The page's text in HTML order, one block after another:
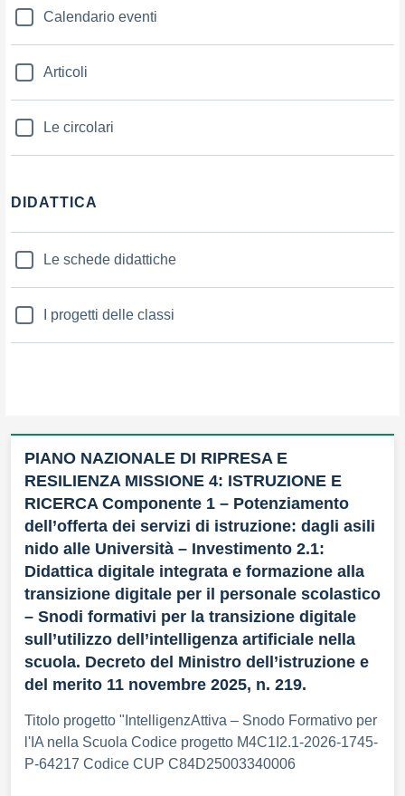
Calendario eventi
Articoli
Le circolari
DIDATTICA
Le schede didattiche
I progetti delle classi
PIANO NAZIONALE DI RIPRESA E
RESILIENZA MISSIONE 4: ISTRUZIONE E
RICERCA Componente 1 – Potenziamento
dell’offerta dei servizi di istruzione: dagli asili
nido alle Università – Investimento 2.1:
Didattica digitale integrata e formazione alla
transizione digitale per il personale scolastico
– Snodi formativi per la transizione digitale
sull’utilizzo dell’intelligenza artificiale nella
scuola. Decreto del Ministro dell’istruzione e
del merito 11 novembre 2025, n. 219.
Titolo progetto "IntelligenzAttiva – Snodo Formativo per
l'IA nella Scuola Codice progetto M4C1I2.1-2026-1745-
P-64217 Codice CUP C84D25003340006